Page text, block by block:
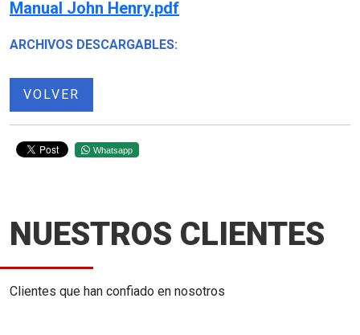
Manual John Henry.pdf
ARCHIVOS DESCARGABLES:
VOLVER
Whatsapp
NUESTROS CLIENTES
Clientes que han confiado en nosotros